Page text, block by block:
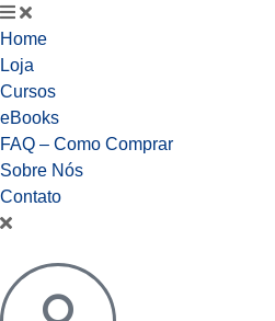
Home
Loja
Cursos
eBooks
FAQ – Como Comprar
Sobre Nós
Contato